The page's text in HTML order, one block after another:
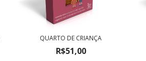
QUARTO DE CRIANÇA
R$51,00